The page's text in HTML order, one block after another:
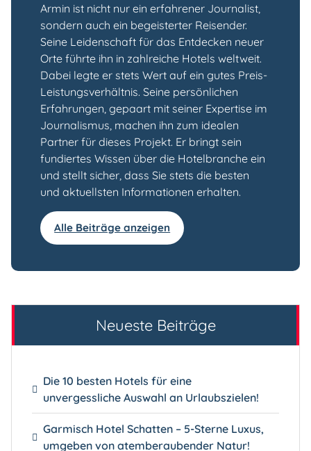
Armin ist nicht nur ein erfahrener Journalist,
sondern auch ein begeisterter Reisender.
Seine Leidenschaft für das Entdecken neuer
Orte führte ihn in zahlreiche Hotels weltweit.
Dabei legte er stets Wert auf ein gutes Preis-
Leistungsverhältnis. Seine persönlichen
Erfahrungen, gepaart mit seiner Expertise im
Journalismus, machen ihn zum idealen
Partner für dieses Projekt. Er bringt sein
fundiertes Wissen über die Hotelbranche ein
und stellt sicher, dass Sie stets die besten
und aktuellsten Informationen erhalten.
Alle Beiträge anzeigen
Neueste Beiträge
Die 10 besten Hotels für eine
unvergessliche Auswahl an Urlaubszielen!
Garmisch Hotel Schatten – 5-Sterne Luxus,
umgeben von atemberaubender Natur!